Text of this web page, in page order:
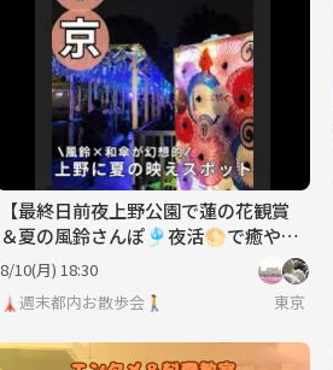
【最終日前夜上野公園で蓮の花観賞
＆夏の風鈴さんぽ🎐夜活🌕で癒やし
のひとときを体験！
8/10(月) 18:30
🗼週末都内お散歩会🚶
東京